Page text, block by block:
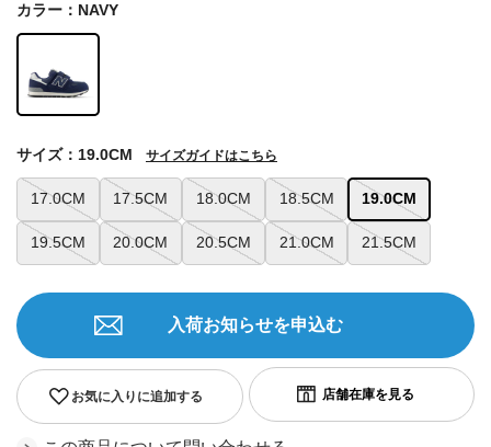
カラー：NAVY
17.0CM 17.5CM 18.0CM 18.5CM 19.0CM
19.5CM 20.0CM 20.5CM 21.0CM 21.5CM
サイズ：19.0CM サイズガイドはこちら
お気に入りに追加する
入荷お知らせを申込む